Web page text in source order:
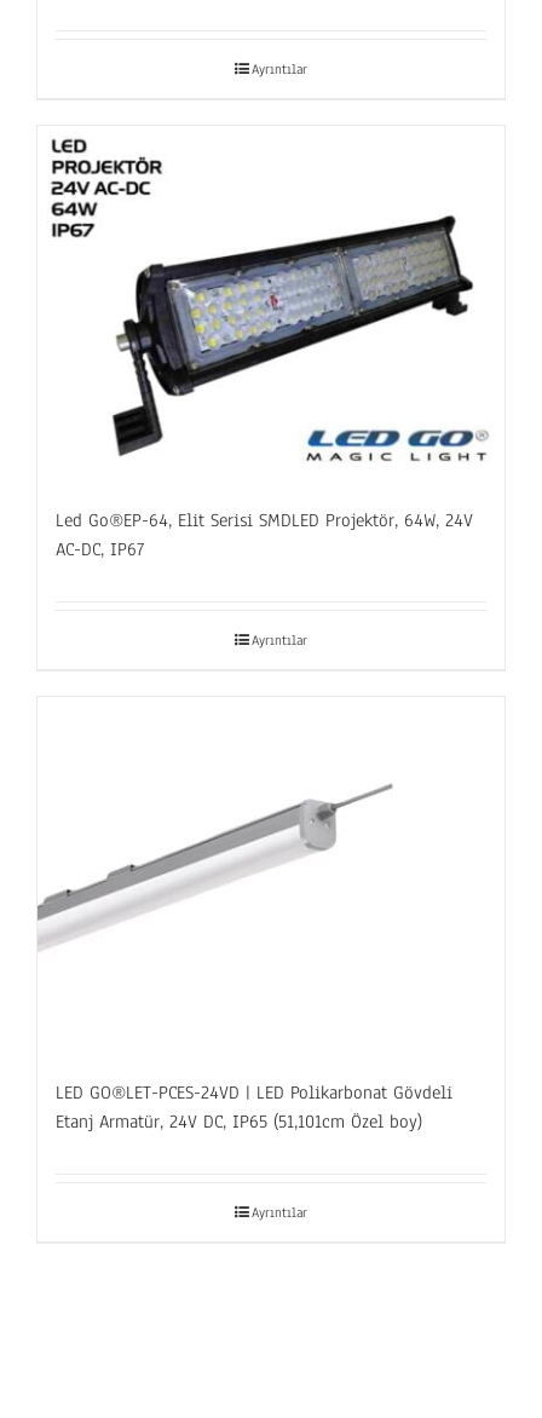
Ayrıntılar
Led Go®EP-64, Elit Serisi SMDLED Projektör, 64W, 24V
AC-DC, IP67
Ayrıntılar
LED GO®LET-PCES-24VD | LED Polikarbonat Gövdeli
Etanj Armatür, 24V DC, IP65 (51,101cm Özel boy)
Ayrıntılar